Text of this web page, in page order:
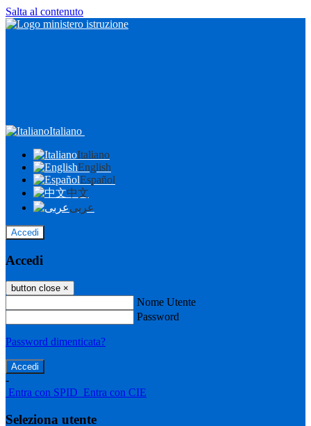
Salta al contenuto
Italiano
Italiano
English
Español
中文
عربى
Accedi
Accedi
button close ×
Nome Utente
Password
Password dimenticata?
-
Entra con SPID Entra con CIE
Seleziona utente